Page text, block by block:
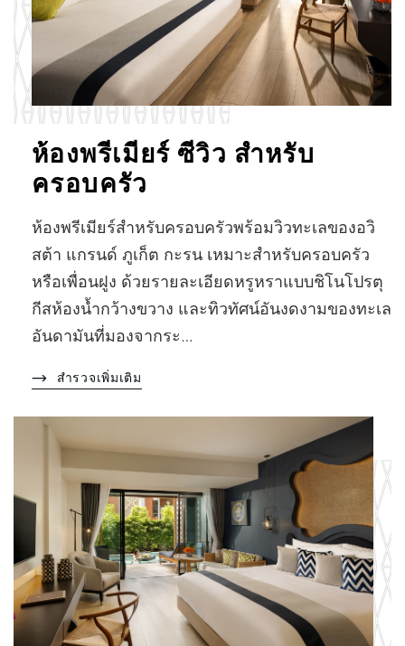
ห้องพรีเมียร์ ซีวิว สำหรับ
ครอบครัว
ห้องพรีเมียร์สำหรับครอบครัวพร้อมวิวทะเลของอวิ
สต้า แกรนด์ ภูเก็ต กะรน เหมาะสำหรับครอบครัว
หรือเพื่อนฝูง ด้วยรายละเอียดหรูหราแบบชิโนโปรตุ
กีสห้องน้ำกว้างขวาง และทิวทัศน์อันงดงามของทะเล
อันดามันที่มองจากระ…
สำรวจเพิ่มเติม